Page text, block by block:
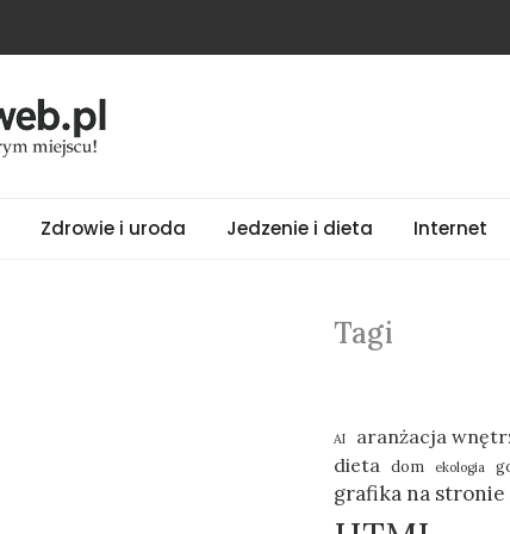
Zdrowie i uroda Jedzenie i dieta Internet
Tagi
AI aranżacja
dieta dom ekologia
grafika na